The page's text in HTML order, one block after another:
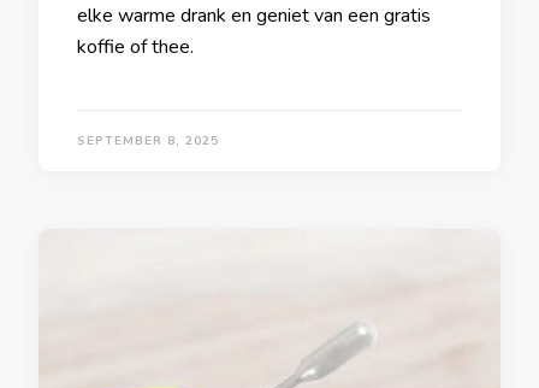
elke warme drank en geniet van een gratis
koffie of thee.
SEPTEMBER 8, 2025